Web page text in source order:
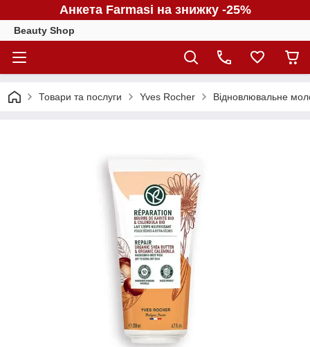
Анкета Farmasi на знижку -25%
Beauty Shop
Товари та послуги Yves Rocher Відновлювальне